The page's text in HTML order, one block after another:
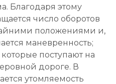
Благодаря этому
число оборотов
положениями и,
маневренность;
поступают на
дороге. В
утомляемость